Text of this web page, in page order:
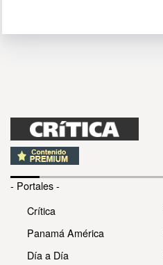
- Portales -
Crítica
Panamá América
Día a Día